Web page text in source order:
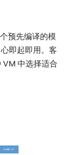
预先编译的模
即起即用。客
中选择适合